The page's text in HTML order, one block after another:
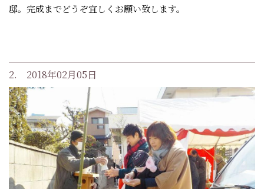
邸。完成までどうぞ宜しくお願い致します。
2. 2018年02月05日